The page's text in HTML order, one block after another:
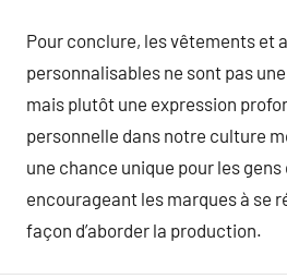
Pour conclure, les vêtements et
personnalisables ne sont pas
mais plutôt une expression
personnelle dans notre culture
une chance unique pour les gens
encourageant les marques à se
façon d’aborder la production.